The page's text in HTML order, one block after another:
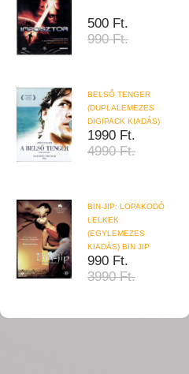
500 Ft.
990 Ft.
BELSŐ TENGER
(DUPLALEMEZES
DIGIPACK KIADÁS)
1990 Ft.
4990 Ft.
BIN-JIP: LOPAKODÓ
LELKEK
(EGYLEMEZES
KIADÁS) BIN JIP
990 Ft.
3990 Ft.